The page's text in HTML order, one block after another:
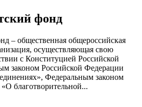
фонд
– общественная общероссийская
осуществляющая свою
с Конституцией Российской
законом Российской Федерации
Федеральным законом
благотворительной...